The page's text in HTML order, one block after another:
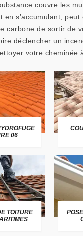
couvre les
en s’accumulant, peut
carbone de sortir de
déclencher un
votre cheminée
06
TOITURE